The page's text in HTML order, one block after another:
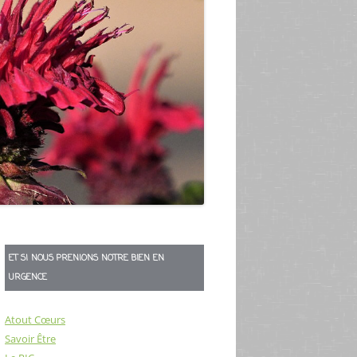
ET SI NOUS PRENIONS NOTRE BIEN EN
URGENCE
Atout Cœurs
Savoir Être